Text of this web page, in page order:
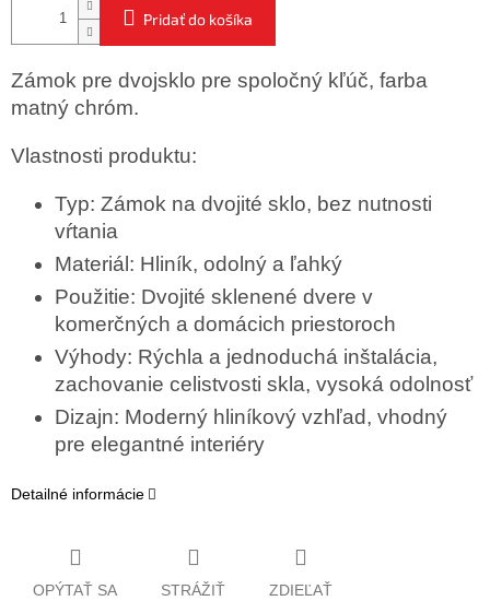
Pridať do košíka
Zámok pre dvojsklo pre spoločný kľúč, farba
matný chróm.
Vlastnosti produktu:
Typ: Zámok na dvojité sklo, bez nutnosti
vŕtania
Materiál: Hliník, odolný a ľahký
Použitie: Dvojité sklenené dvere v
komerčných a domácich priestoroch
Výhody: Rýchla a jednoduchá inštalácia,
zachovanie celistvosti skla, vysoká odolnosť
Dizajn: Moderný hliníkový vzhľad, vhodný
pre elegantné interiéry
Detailné informácie
OPÝTAŤ SA STRÁŽIŤ ZDIEĽAŤ